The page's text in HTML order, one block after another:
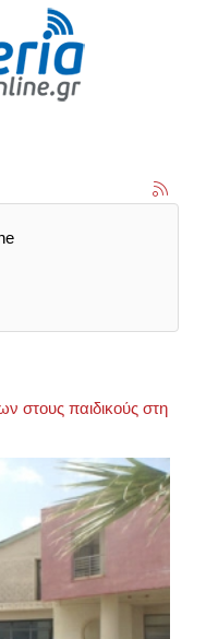
στους παιδικούς στη